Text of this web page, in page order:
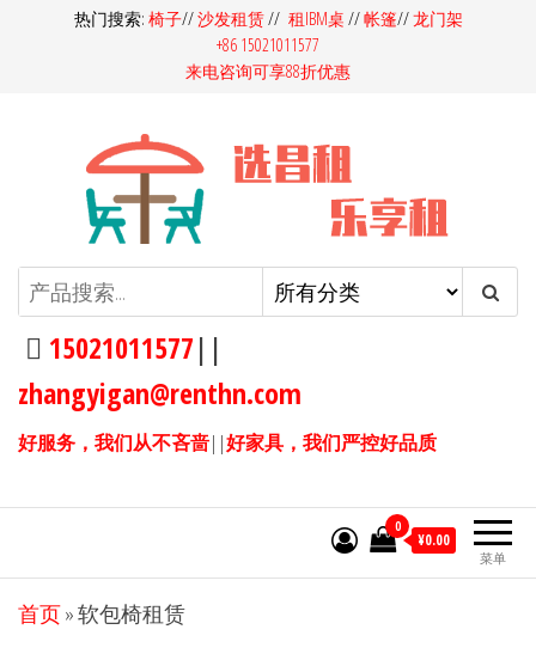
热门搜索: 椅子//沙发租赁// 租IBM桌 //帐篷//龙门架
+86 15021011577
来电咨询可享88折优惠
昌租会务家具租赁-桌椅租赁-高档
沙发租赁-吧桌吧椅租赁-展览展会
家具租赁
昌租会务一站式家具租赁平
台，多快好省选昌租会务！同
15021011577||
zhangyigan@renthn.com
好服务，我们从不吝啬||好家具，我们严控好品质
菜单
0
¥0.00
首页»软包椅租赁